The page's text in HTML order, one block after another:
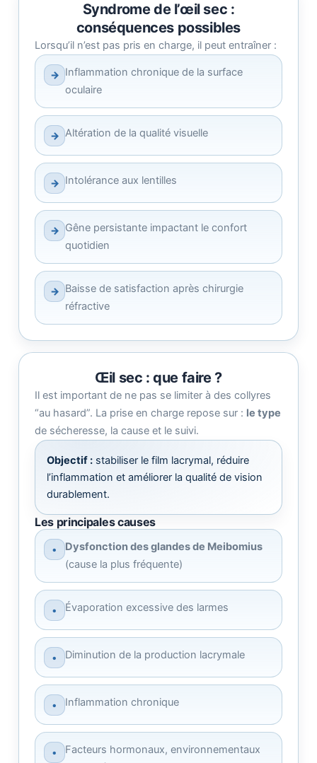
Syndrome de l’œil sec :
conséquences possibles
Lorsqu’il n’est pas pris en charge, il peut entraîner :
→ Inflammation chronique de la surface
oculaire
→ Altération de la qualité visuelle
→ Intolérance aux lentilles
→ Gêne persistante impactant le confort
quotidien
→ Baisse de satisfaction après chirurgie
réfractive
Œil sec : que faire ?
Il est important de ne pas se limiter à des collyres
“au hasard”. La prise en charge repose sur : le type
de sécheresse, la cause et le suivi.
Objectif : stabiliser le film lacrymal, réduire
l’inflammation et améliorer la qualité de vision
durablement.
Les principales causes
•
Dysfonction des glandes de Meibomius
(cause la plus fréquente)
• Évaporation excessive des larmes
• Diminution de la production lacrymale
• Inflammation chronique
•
Facteurs hormonaux, environnementaux